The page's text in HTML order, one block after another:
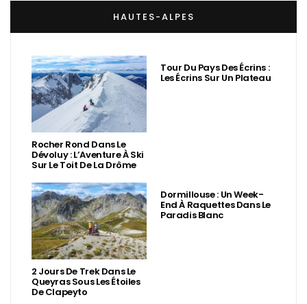
HAUTES-ALPES
Rocher Rond Dans Le
Dévoluy : L’Aventure À Ski
Sur Le Toit De La Drôme
Tour Du Pays Des Écrins :
Les Écrins Sur Un Plateau
2 Jours De Trek Dans Le
Queyras Sous Les Étoiles
De Clapeyto
Dormillouse : Un Week-
End À Raquettes Dans Le
Paradis Blanc